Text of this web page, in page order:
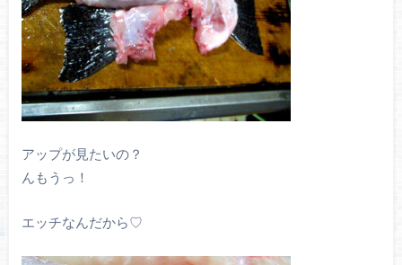
アップが見たいの？
んもうっ！
エッチなんだから♡